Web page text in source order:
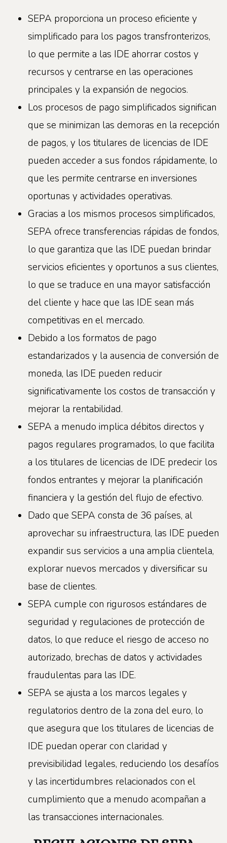
SEPA proporciona un proceso eficiente y
simplificado para los pagos transfronterizos,
lo que permite a las IDE ahorrar costos y
recursos y centrarse en las operaciones
principales y la expansión de negocios.
Los procesos de pago simplificados significan
que se minimizan las demoras en la recepción
de pagos, y los titulares de licencias de IDE
pueden acceder a sus fondos rápidamente, lo
que les permite centrarse en inversiones
oportunas y actividades operativas.
Gracias a los mismos procesos simplificados,
SEPA ofrece transferencias rápidas de fondos,
lo que garantiza que las IDE puedan brindar
servicios eficientes y oportunos a sus clientes,
lo que se traduce en una mayor satisfacción
del cliente y hace que las IDE sean más
competitivas en el mercado.
Debido a los formatos de pago
estandarizados y la ausencia de conversión de
moneda, las IDE pueden reducir
significativamente los costos de transacción y
mejorar la rentabilidad.
SEPA a menudo implica débitos directos y
pagos regulares programados, lo que facilita
a los titulares de licencias de IDE predecir los
fondos entrantes y mejorar la planificación
financiera y la gestión del flujo de efectivo.
Dado que SEPA consta de 36 países, al
aprovechar su infraestructura, las IDE pueden
expandir sus servicios a una amplia clientela,
explorar nuevos mercados y diversificar su
base de clientes.
SEPA cumple con rigurosos estándares de
seguridad y regulaciones de protección de
datos, lo que reduce el riesgo de acceso no
autorizado, brechas de datos y actividades
fraudulentas para las IDE.
SEPA se ajusta a los marcos legales y
regulatorios dentro de la zona del euro, lo
que asegura que los titulares de licencias de
IDE puedan operar con claridad y
previsibilidad legales, reduciendo los desafíos
y las incertidumbres relacionados con el
cumplimiento que a menudo acompañan a
las transacciones internacionales.